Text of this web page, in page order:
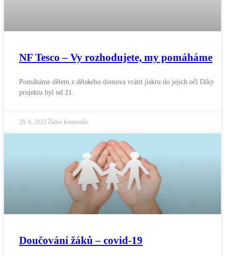
NF Tesco – Vy rozhodujete, my pomáháme
Pomáháme dětem z dětského domova vrátit jiskru do jejich očí Díky
projektu byl od 21.
28. 6. 2023 Žádné komentáře
Doučování žáků – covid-19